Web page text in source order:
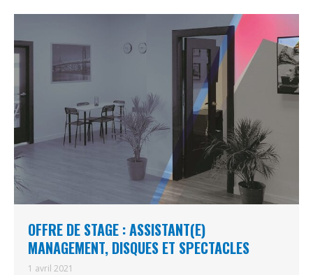
OFFRE DE STAGE : ASSISTANT(E)
MANAGEMENT, DISQUES ET SPECTACLES
1 avril 2021